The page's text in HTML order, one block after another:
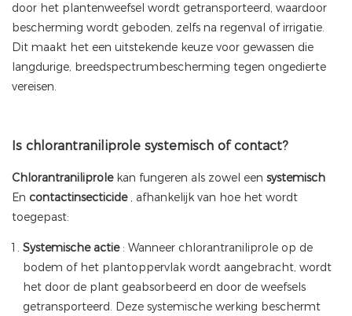
door het plantenweefsel wordt getransporteerd, waardoor
bescherming wordt geboden, zelfs na regenval of irrigatie.
Dit maakt het een uitstekende keuze voor gewassen die
langdurige, breedspectrumbescherming tegen ongedierte
vereisen.
Is chlorantraniliprole systemisch of contact?
Chlorantraniliprole kan fungeren als zowel een systemisch
En contactinsecticide , afhankelijk van hoe het wordt
toegepast:
Systemische actie : Wanneer chlorantraniliprole op de
bodem of het plantoppervlak wordt aangebracht, wordt
het door de plant geabsorbeerd en door de weefsels
getransporteerd. Deze systemische werking beschermt